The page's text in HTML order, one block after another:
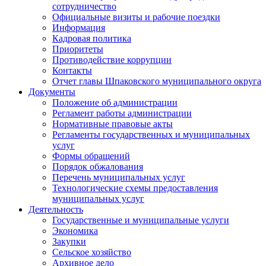
сотрудничество
Официальные визиты и рабочие поездки
Информация
Кадровая политика
Приоритеты
Противодействие коррупции
Контакты
Отчет главы Шпаковского муниципального округа
Документы
Положение об администрации
Регламент работы администрации
Нормативные правовые акты
Регламенты государственных и муниципальных
услуг
Формы обращений
Порядок обжалования
Перечень муниципальных услуг
Технологические схемы предоставления
муниципальных услуг
Деятельность
Государственные и муниципальные услуги
Экономика
Закупки
Сельское хозяйство
Архивное дело